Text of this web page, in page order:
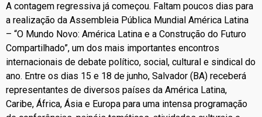
A contagem regressiva já começou. Faltam poucos dias para
a realização da Assembleia Pública Mundial América Latina
– “O Mundo Novo: América Latina e a Construção do Futuro
Compartilhado”, um dos mais importantes encontros
internacionais de debate político, social, cultural e sindical do
ano. Entre os dias 15 e 18 de junho, Salvador (BA) receberá
representantes de diversos países da América Latina,
Caribe, África, Ásia e Europa para uma intensa programação